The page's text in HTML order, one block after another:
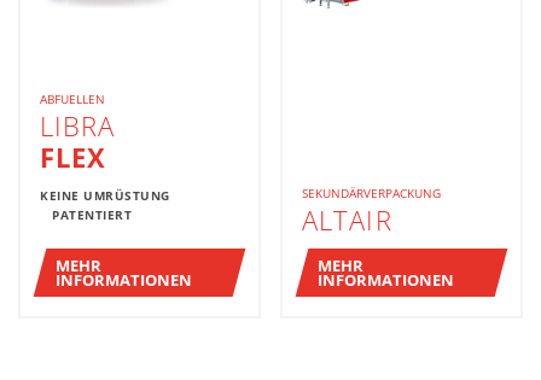
ABFUELLEN
LIBRA
FLEX
KEINE UMRÜSTUNG
PATENTIERT
MEHR
INFORMATIONEN
SEKUNDÄRVERPACKUNG
ALTAIR
MEHR
INFORMATIONEN